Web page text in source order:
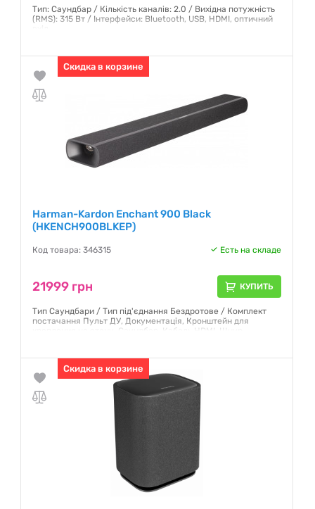
Тип: Саундбар / Кількість каналів: 2.0 / Вихідна потужність
(RMS): 315 Вт / Інтерфейси: Bluetooth, USB, HDMI, оптичний
Скидка в корзине
Harman-Kardon Enchant 900 Black
(HKENCH900BLKEP)
Код товара: 346315 Есть на складе
21999 грн КУПИТЬ
Тип Саундбари / Тип під'єднання Бездротове / Комплект
постачання Пульт ДУ, Документація, Кронштейн для
крепления на стену, Саундбар, Кабель HDMI, Шнур
Гарантия:12 месяцев
Скидка в корзине